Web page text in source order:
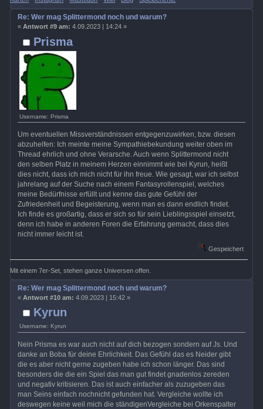
Prisma
Username: Prisma
Re: Wer mag Splittermond noch und warum?
« Antwort #9 am: 4.09.2023 | 14:24 »
Um eventuellen Missverständnissen entgegenzuwirken, bzw. diesen
abzuhelfen: Ich meinte meine Sympathiebekundung weiter oben im
Thread ehrlich und ohne Verarsche. Auch wenn Splittermond nicht
den selben Platz in meinem Herzen einnimmt wie bei Kyrun, heißt
dies nicht, dass ich mich nicht für ihn freue. Wie gesagt, war ich selbst
jahrelang auf der Suche nach einem Fantasyrollenspiel, welches
meine Bedürfnisse erfüllt und kenne das gute Gefühl der
Zufriedenheit und Begeisterung, wenn man es dann endlich findet.
Ich finde es großartig, dass er sich so für sein Lieblingsspiel einsetzt,
denn ich habe in anderen Foren die Erfahrung gemacht, dass dies
nicht immer leicht ist.
Gespeichert
Mit einem 7er-Set, stehen ganze Universen offen.
Kyrun
Username: Kyrun
Re: Wer mag Splittermond noch und warum?
« Antwort #10 am: 4.09.2023 | 15:42 »
Nein Prisma es war auch nicht auf dich bezogen sondern auf Js. Und
danke an Boba für deine Ehrlichkeit. Das Gefühl das es Neider gibt
die es aber nicht gerne zugeben habe ich schon länger. Das sind
besonders die die ein Spiel das man gut findet gnadenlos zereden
und negativ kritisieren. Das ist auch einfacher als zuzugeben das
man Seins einfach nochnicht gefunden hat. Vergleiche wollte ich
deswegen keine weil mich die ständigenVergleiche bei Orkenspalter